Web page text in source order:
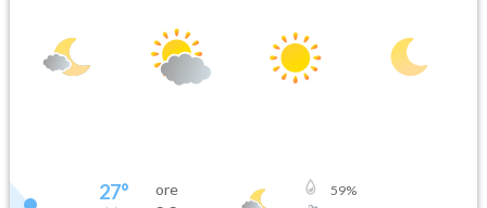
27° ore 59%